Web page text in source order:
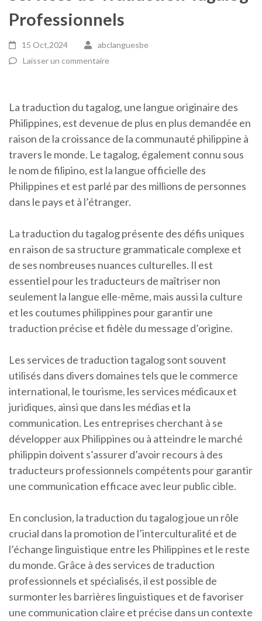
Professionnels
15 Oct,2024
abclanguesbe
Laisser un commentaire
La traduction du tagalog, une langue originaire des
Philippines, est devenue de plus en plus demandée en
raison de la croissance de la communauté philippine à
travers le monde. Le tagalog, également connu sous
le nom de filipino, est la langue officielle des
Philippines et est parlé par des millions de personnes
dans le pays et à l’étranger.
La traduction du tagalog présente des défis uniques
en raison de sa structure grammaticale complexe et
de ses nombreuses nuances culturelles. Il est
essentiel pour les traducteurs de maîtriser non
seulement la langue elle-même, mais aussi la culture
et les coutumes philippines pour garantir une
traduction précise et fidèle du message d’origine.
Les services de traduction tagalog sont souvent
utilisés dans divers domaines tels que le commerce
international, le tourisme, les services médicaux et
juridiques, ainsi que dans les médias et la
communication. Les entreprises cherchant à se
développer aux Philippines ou à atteindre le marché
philippin doivent s’assurer d’avoir recours à des
traducteurs professionnels compétents pour garantir
une communication efficace avec leur public cible.
En conclusion, la traduction du tagalog joue un rôle
crucial dans la promotion de l’interculturalité et de
l’échange linguistique entre les Philippines et le reste
du monde. Grâce à des services de traduction
professionnels et spécialisés, il est possible de
surmonter les barrières linguistiques et de favoriser
une communication claire et précise dans un contexte